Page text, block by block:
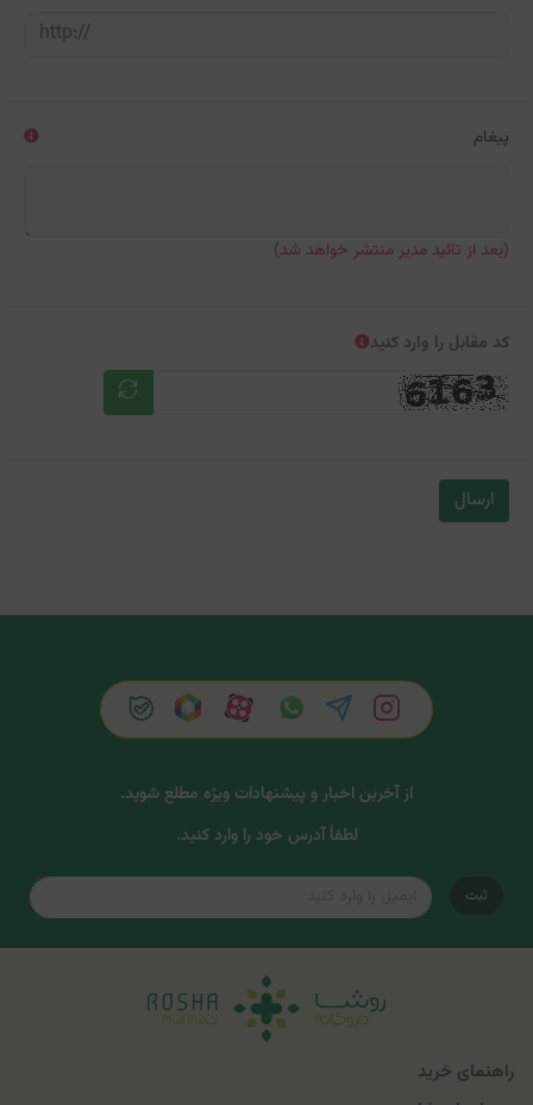
پیغام
(بعد از تائید مدیر منتشر خواهد شد)
کد مقابل را وارد کنید
ارسال
از آخرین اخبار و پیشنهادات ویژه مطلع شوید.
لطفاً آدرس خود را وارد کنید.
ثبت
راهنمای خرید